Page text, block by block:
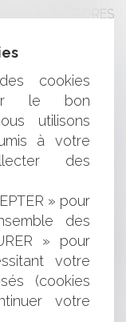
ET DÉSORDRES
EXCESSIF DES
DE TRANSPORT
MENÉE PAR UN
FONCTION DE
ANNULE LES
POUR LEUR
DE
D'UNE
OUVRAGE
DE GARANTIE
L'EXCEPTION DE
POUR LES
cookies
le bon
utilisons
à votre
des
» pour
des
» pour
votre
(cookies
votre